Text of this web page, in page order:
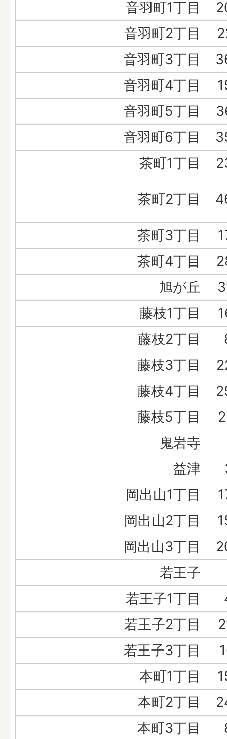
音羽町1丁目
音羽町2丁目
音羽町3丁目
音羽町4丁目
音羽町5丁目
音羽町6丁目
茶町1丁目
茶町2丁目
茶町3丁目
茶町4丁目
旭が丘
藤枝1丁目
藤枝2丁目
藤枝3丁目
藤枝4丁目
藤枝5丁目
鬼岩寺
益津
岡出山1丁目
岡出山2丁目
岡出山3丁目
若王子
若王子1丁目
若王子2丁目
若王子3丁目
本町1丁目
本町2丁目
本町3丁目